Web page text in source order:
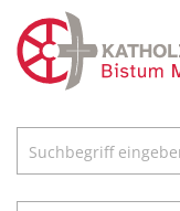
Zum Inhalt springen
Suche